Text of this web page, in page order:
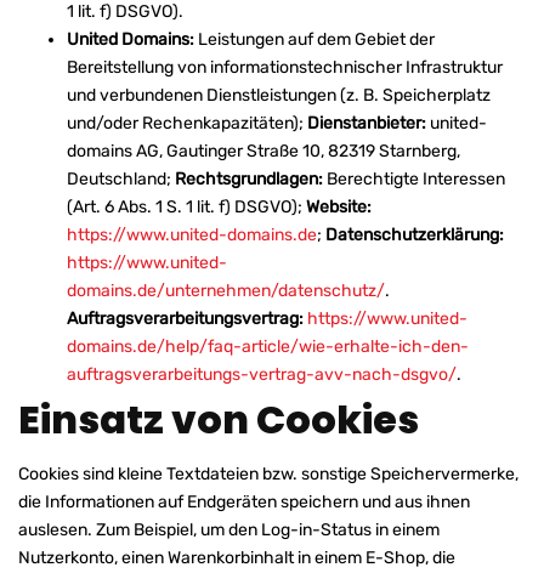
1 lit. f) DSGVO).
United Domains: Leistungen auf dem Gebiet der
Bereitstellung von informationstechnischer Infrastruktur
und verbundenen Dienstleistungen (z. B. Speicherplatz
und/oder Rechenkapazitäten); Dienstanbieter: united-
domains AG, Gautinger Straße 10, 82319 Starnberg,
Deutschland; Rechtsgrundlagen: Berechtigte Interessen
(Art. 6 Abs. 1 S. 1 lit. f) DSGVO); Website:
https://www.united-domains.de; Datenschutzerklärung:
https://www.united-
domains.de/unternehmen/datenschutz/.
Auftragsverarbeitungsvertrag: https://www.united-
domains.de/help/faq-article/wie-erhalte-ich-den-
auftragsverarbeitungs-vertrag-avv-nach-dsgvo/.
Einsatz von Cookies
Cookies sind kleine Textdateien bzw. sonstige Speichervermerke,
die Informationen auf Endgeräten speichern und aus ihnen
auslesen. Zum Beispiel, um den Log-in-Status in einem
Nutzerkonto, einen Warenkorbinhalt in einem E-Shop, die